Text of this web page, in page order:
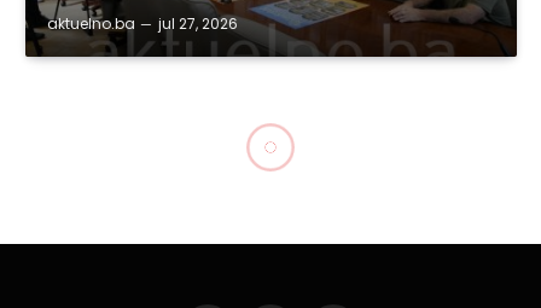
aktuelno.ba jul 27, 2026